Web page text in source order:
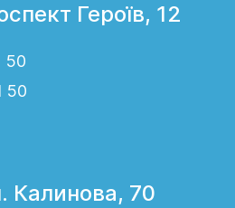
Героїв, 12
50
50
Калинова, 70